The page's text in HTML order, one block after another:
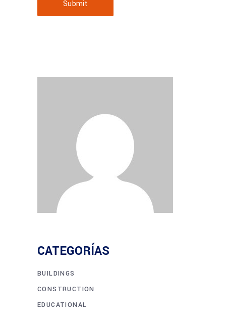
Submit
CATEGORÍAS
BUILDINGS
CONSTRUCTION
EDUCATIONAL